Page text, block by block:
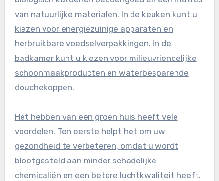
van natuurlijke materialen. In de keuken kunt u
kiezen voor energiezuinige apparaten en
herbruikbare voedselverpakkingen. In de
badkamer kunt u kiezen voor milieuvriendelijke
schoonmaakproducten en waterbesparende
douchekoppen.
Het hebben van een groen huis heeft vele
voordelen. Ten eerste helpt het om uw
gezondheid te verbeteren, omdat u wordt
blootgesteld aan minder schadelijke
chemicaliën en een betere luchtkwaliteit heeft.